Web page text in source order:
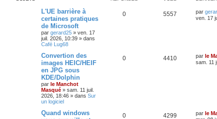
L'UE barrière à
certaines pratiques
de Microsoft
par gerard25 » ven. 17
juil. 2026, 10:39 » dans
Café Lug68
0 5557 par
ven. 17
Convertion des
images HEIC/HEIF
en JPG sous
KDE/Dolphin
par le Manchot
Masqué » sam. 11 juil.
2026, 18:46 » dans Sur
un logiciel
0 4410 par le
sam. 11
Quand windows
0 4299 par le